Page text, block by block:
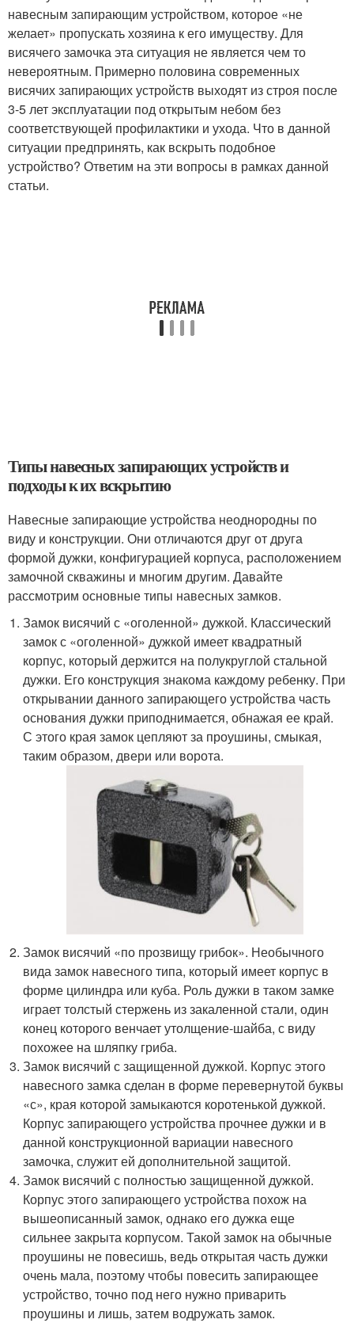
навесным запирающим устройством, которое «не
желает» пропускать хозяина к его имуществу. Для
висячего замочка эта ситуация не является чем то
невероятным. Примерно половина современных
висячих запирающих устройств выходят из строя после
3-5 лет эксплуатации под открытым небом без
соответствующей профилактики и ухода. Что в данной
ситуации предпринять, как вскрыть подобное
устройство? Ответим на эти вопросы в рамках данной
статьи.
Типы навесных запирающих устройств и
подходы к их вскрытию
Навесные запирающие устройства неоднородны по
виду и конструкции. Они отличаются друг от друга
формой дужки, конфигурацией корпуса, расположением
замочной скважины и многим другим. Давайте
рассмотрим основные типы навесных замков.
Замок висячий с «оголенной» дужкой. Классический
замок с «оголенной» дужкой имеет квадратный
корпус, который держится на полукруглой стальной
дужки. Его конструкция знакома каждому ребенку. При
открывании данного запирающего устройства часть
основания дужки приподнимается, обнажая ее край.
С этого края замок цепляют за проушины, смыкая,
таким образом, двери или ворота.
Замок висячий «по прозвищу грибок». Необычного
вида замок навесного типа, который имеет корпус в
форме цилиндра или куба. Роль дужки в таком замке
играет толстый стержень из закаленной стали, один
конец которого венчает утолщение-шайба, с виду
похожее на шляпку гриба.
Замок висячий с защищенной дужкой. Корпус этого
навесного замка сделан в форме перевернутой буквы
«с», края которой замыкаются коротенькой дужкой.
Корпус запирающего устройства прочнее дужки и в
данной конструкционной вариации навесного
замочка, служит ей дополнительной защитой.
Замок висячий с полностью защищенной дужкой.
Корпус этого запирающего устройства похож на
вышеописанный замок, однако его дужка еще
сильнее закрыта корпусом. Такой замок на обычные
проушины не повесишь, ведь открытая часть дужки
очень мала, поэтому чтобы повесить запирающее
устройство, точно под него нужно приварить
проушины и лишь, затем водружать замок.